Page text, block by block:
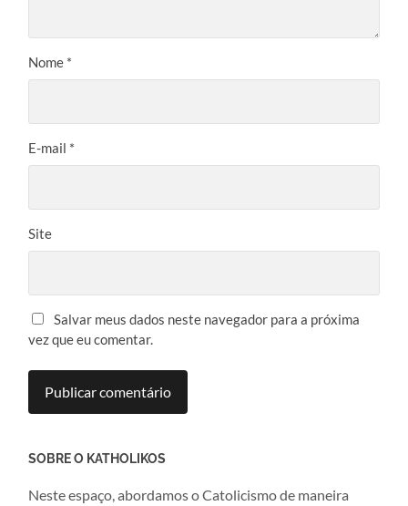
Nome *
E-mail *
Site
Salvar meus dados neste navegador para a próxima
vez que eu comentar.
SOBRE O KATHOLIKOS
Neste espaço, abordamos o Catolicismo de maneira